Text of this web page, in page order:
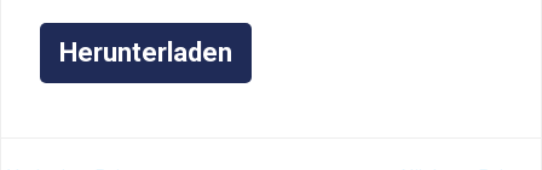
Herunterladen